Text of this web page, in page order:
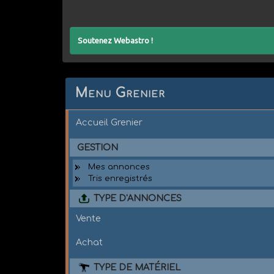
Soutenez Webastro !
Menu Grenier
Accueil Grenier
GESTION
Mes annonces
Tris enregistrés
TYPE D'ANNONCES
Vente
Achat
TYPE DE MATÉRIEL